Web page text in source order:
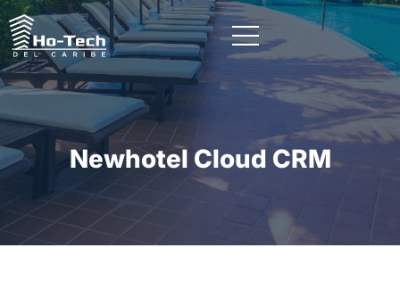
Newhotel Cloud CRM